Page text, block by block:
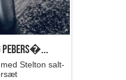
pebers�...
Stelton salt-